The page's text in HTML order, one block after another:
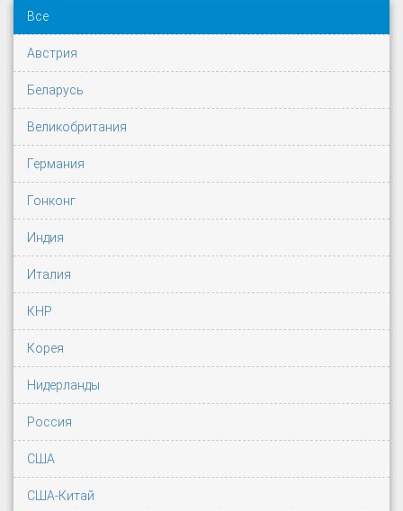
Все
Австрия
Беларусь
Великобритания
Германия
Гонконг
Индия
Италия
КНР
Корея
Нидерланды
Россия
США
США-Китай